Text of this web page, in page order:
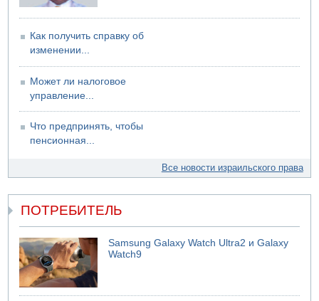
Как получить справку об
изменении...
Может ли налоговое
управление...
Что предпринять, чтобы
пенсионная...
Все новости израильского права
ПОТРЕБИТЕЛЬ
Samsung Galaxy Watch Ultra2 и Galaxy
Watch9